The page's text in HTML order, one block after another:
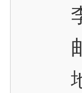
李
邮
地